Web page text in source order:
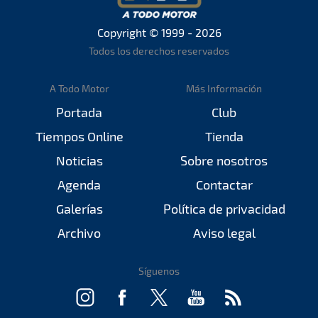
Copyright © 1999 - 2026
Todos los derechos reservados
A Todo Motor
Portada
Tiempos Online
Noticias
Agenda
Galerías
Archivo
Más Información
Club
Tienda
Sobre nosotros
Contactar
Política de privacidad
Aviso legal
Síguenos